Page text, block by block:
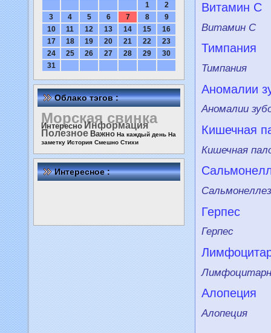
1
2
3
4 5 6 7 8
9
10
11 12 13 14 15
16
17
18 19 20 21 22
23
24
25 26 27 28 29
30
31
Облаκо тэгов :
Морская свинка
Интересно Информация
Полезное Важно На каждый день На
заметку История Смешно Стихи
Интересное :
Витамин С
Витамин С
Тимпания
Тимпания
Аномалии
Аномалии
Кишечная
Кишечная
Сальмонeллез
Герпес
Герпес
Алопеция
Алопеция